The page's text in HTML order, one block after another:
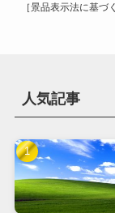
［景品表示法に基
人気記事